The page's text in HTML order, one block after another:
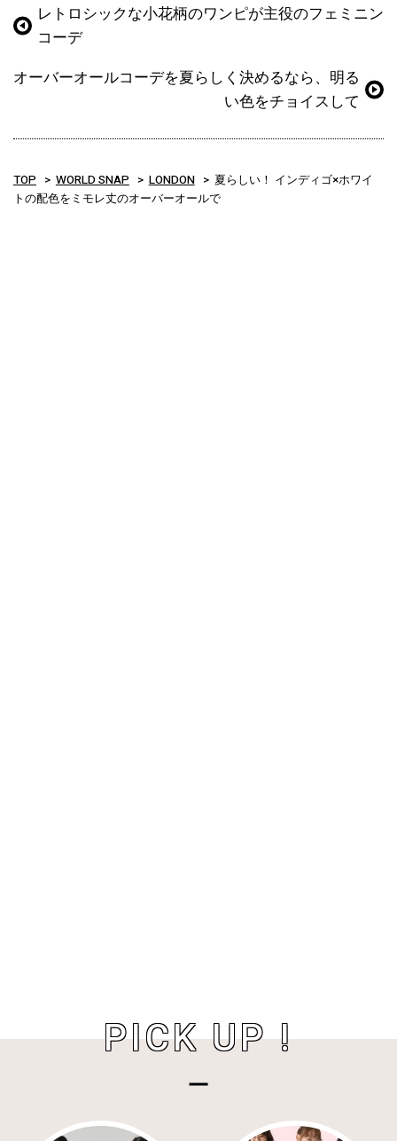
レトロシックな小花柄のワンピが主役のフェミニン
コーデ
オーバーオールコーデを夏らしく決めるなら、明る
い色をチョイスして
TOP WORLD SNAP LONDON
夏らしい！ インディゴ×ホワイ
トの配色をミモレ丈のオーバーオールで
PICK UP !